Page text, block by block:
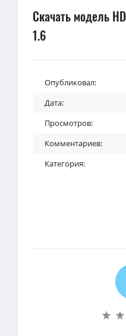
Скачать модель
1.6
Опубликовал:
Дата:
Просмотров:
Комментариев:
Категория: